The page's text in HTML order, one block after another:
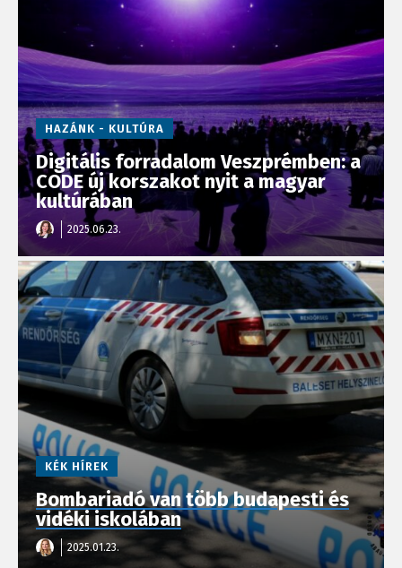
HAZÁNK - KULTÚRA
Digitális forradalom Veszprémben: a
CODE új korszakot nyit a magyar
kultúrában
2025.06.23.
KÉK HÍREK
Bombariadó van több budapesti és
vidéki iskolában
2025.01.23.